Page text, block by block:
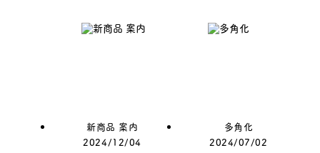
新商品 案内
2024/12/04
多角化
2024/07/02